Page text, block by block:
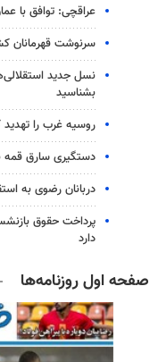
عراقچی: توافق با عمان
سرنوشت قهرمانان
بشناسید
روسیه غرب را
دستگیری سارق قمه
دربانان رضوی به
پرداخت حقوق
دارد
صفحه اول روزنامه‌ها